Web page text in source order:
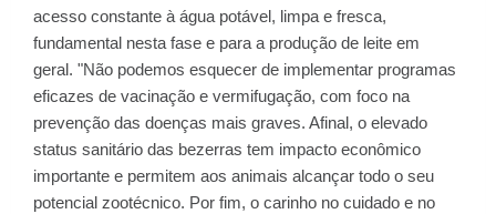
acesso constante à água potável, limpa e fresca,
fundamental nesta fase e para a produção de leite em
geral. "Não podemos esquecer de implementar programas
eficazes de vacinação e vermifugação, com foco na
prevenção das doenças mais graves. Afinal, o elevado
status sanitário das bezerras tem impacto econômico
importante e permitem aos animais alcançar todo o seu
potencial zootécnico. Por fim, o carinho no cuidado e no